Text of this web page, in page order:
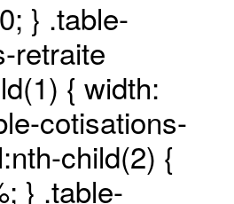
} .table-
retraite
{ width:
cotisations-
child(2) {
} .table-